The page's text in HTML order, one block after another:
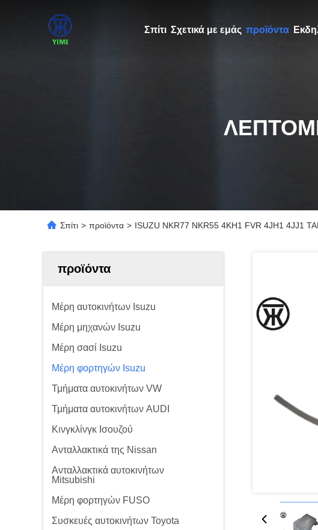
Σπίτι Σχετικά με εμάς προϊόντα
Σπίτι > προϊόντα > ISUZU NKR77 NKR55 4KH1 FVR 4JH1 4JJ1
προϊόντα
Μέρη αυτοκινήτων Isuzu
Μέρη μηχανών Isuzu
Μέρη σασί Isuzu
Μέρη φορτηγών Isuzu
Τμήματα αυτοκινήτων VW
Τμήματα αυτοκινήτων AUDI
Κινγκλίνγκ Ισουζού
Ανταλλακτικά της Nissan
Ανταλλακτικά αυτοκινήτων
Mitsubishi
Μέρη φορτηγών FUSO
Συσκευές αυτοκινήτων Toyota